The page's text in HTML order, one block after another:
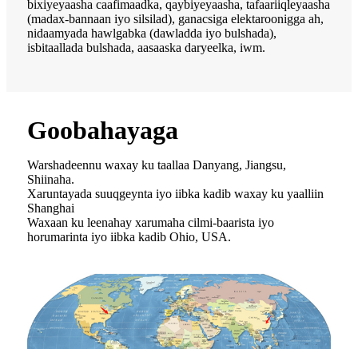
bixiyeyaasha caafimaadka, qaybiyeyaasha, tafaariiqleyaasha
(madax-bannaan iyo silsilad), ganacsiga elektaroonigga ah,
nidaamyada hawlgabka (dawladda iyo bulshada),
isbitaallada bulshada, aasaaska daryeelka, iwm.
Goobahayaga
Warshadeennu waxay ku taallaa Danyang, Jiangsu,
Shiinaha.
Xaruntayada suuqgeynta iyo iibka kadib waxay ku yaalliin
Shanghai
Waxaan ku leenahay xarumaha cilmi-baarista iyo
horumarinta iyo iibka kadib Ohio, USA.